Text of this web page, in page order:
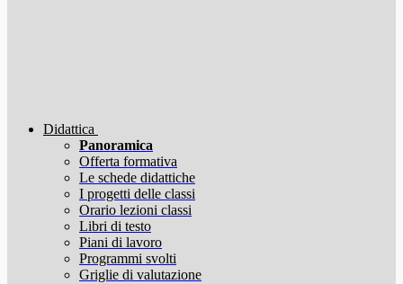
Didattica
Panoramica
Offerta formativa
Le schede didattiche
I progetti delle classi
Orario lezioni classi
Libri di testo
Piani di lavoro
Programmi svolti
Griglie di valutazione